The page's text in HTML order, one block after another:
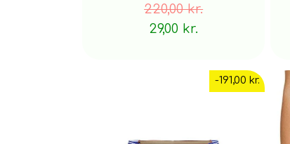
220,00 kr.
29,00 kr.
-191,00 kr.